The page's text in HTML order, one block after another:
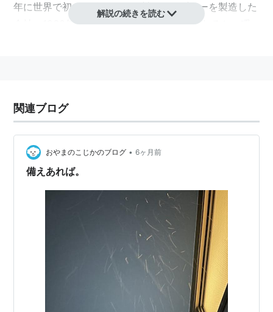
年に世界で初めて強化ガラス製のタンブラーを製造した
会社。1960年代から全世界へ向けて輸出されると、瞬
刻印が入っている。
DURALEX製品は、ともかく衝撃や温度変化に強い。割
カフェなどの飲食店で、よく使われている。
解説の続きを読む
関連ブログ
おやまのこじかのブログ • 6ヶ月前
備えあれば。